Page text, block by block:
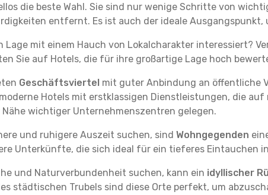
die beste Wahl. Sie sind nur wenige Schritte von
entfernt. Es ist auch der ideale Ausgangspunkt,
Lage mit einem Hauch von Lokalcharakter interessiert?
Sie auf Hotels, die für ihre großartige Lage hoch
Geschäftsviertel mit guter Anbindung an öffentliche
Hotels mit erstklassigen Dienstleistungen, die
wichtiger Unternehmenszentren gelegen.
und ruhigere Auszeit suchen, sind Wohngegenden
Unterkünfte, die sich ideal für ein tieferes Eintauchen
und Naturverbundenheit suchen, kann ein idyllischer
städtischen Trubels sind diese Orte perfekt, um